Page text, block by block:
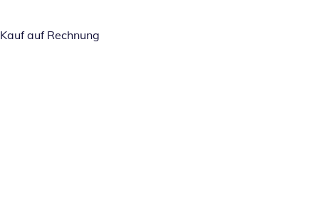
Kauf auf Rechnung